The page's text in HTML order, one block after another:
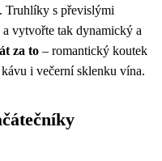
Truhlíky s převislými
vytvořte tak dynamický a
za to – romantický koutek
i večerní sklenku vína.